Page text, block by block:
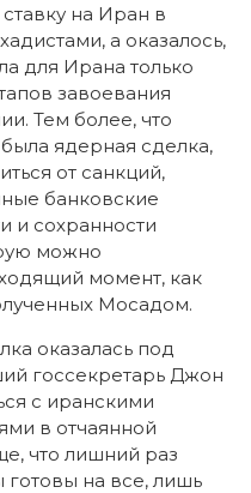
на Иран в
а оказалось,
для Ирана только
завоевания
Тем более, что
ядерная сделка,
от санкций,
банковские
и сохранности
можно
момент, как
Мосадом.
оказалась под
госсекретарь Джон
с иранскими
в отчаянной
что лишний раз
готовы на все, лишь